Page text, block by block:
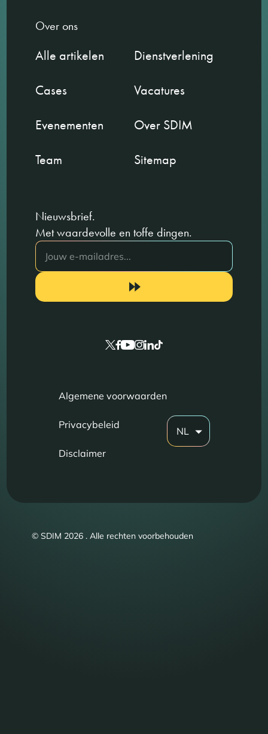
Over ons
Alle artikelen
Dienstverlening
Cases
Vacatures
Evenementen
Over SDIM
Team
Sitemap
Nieuwsbrief.
Met waardevolle en toffe dingen.
Algemene voorwaarden
Privacybeleid
Disclaimer
NL
© SDIM 2026 . Alle rechten voorbehouden